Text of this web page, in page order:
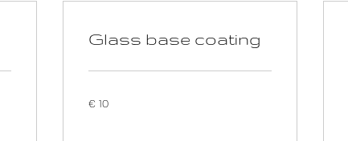
Glass base coating
euro
€ 10